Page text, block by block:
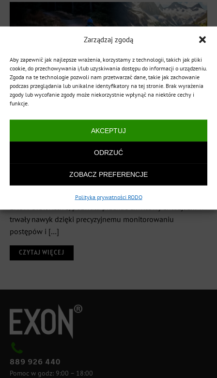
Zarządzaj zgodą
Aby zapewnić jak najlepsze wrażenia, korzystamy z technologii, takich jak pliki
cookie, do przechowywania i/lub uzyskiwania dostępu do informacji o urządzeniu.
Zgoda na te technologie pozwoli nam przetwarzać dane, takie jak zachowanie
podczas przeglądania lub unikalne identyfikatory na tej stronie. Brak wyrażenia
zgody lub wycofanie zgody może niekorzystnie wpłynąć na niektóre cechy i
funkcje.
AKCEPTUJ
ODRZUĆ
ZOBACZ PREFERENCJE
Polityka prywatności RODO
smartwatch z GPS,smartwatch zdrowotny,zegarki smartwatch
ludzkiego organizmu łączą siły, tworząc idealne okno do
wdrożenia trwałych zmian w stylu życia przy wsparciu
smartwatcha, takiego jak EXON Watch Nexus z GPS czy
trwały nawyk dzięki precyzyjnemu monitorowaniu
postępów i […]
CZYTAJ WIĘCEJ
889 926 440
Pomoc w godz: 9:00 – 18:00